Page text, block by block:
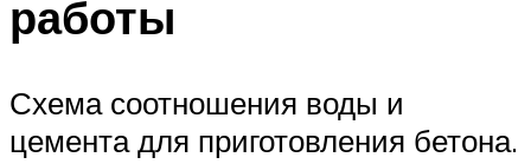
работы
Схема соотношения воды и
цемента для приготовления бетона.